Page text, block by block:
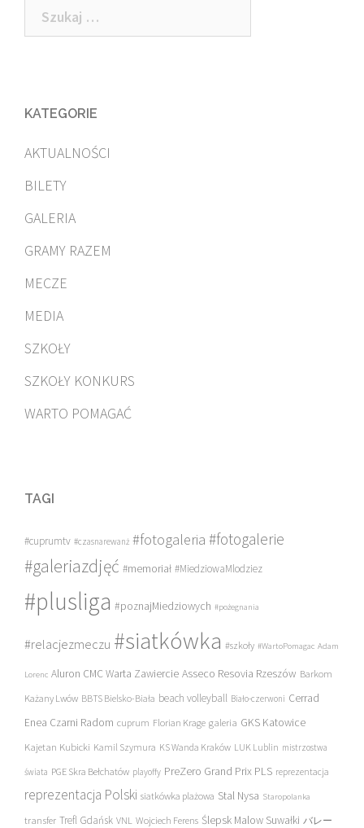
Szukaj:
KATEGORIE
AKTUALNOŚCI
BILETY
GALERIA
GRAMY RAZEM
MECZE
MEDIA
SZKOŁY
SZKOŁY KONKURS
WARTO POMAGAĆ
TAGI
#cuprumtv #czasnarewanż #fotogaleria #fotogalerie
#galeriazdjęć #memoriał #MiedziowaMlodziez
#plusliga #poznajMiedziowych #pożegnania
#relacjezmeczu #siatkówka #szkoły #WartoPomagac Adam
Lorenc Aluron CMC Warta Zawiercie Asseco Resovia Rzeszów Barkom
Każany Lwów BBTS Bielsko-Biała beach volleyball Biało-czerwoni Cerrad
Enea Czarni Radom cuprum Florian Krage galeria GKS Katowice
Kajetan Kubicki Kamil Szymura KS Wanda Kraków LUK Lublin mistrzostwa
świata PGE Skra Bełchatów playoffy PreZero Grand Prix PLS reprezentacja
reprezentacja Polski siatkówka plażowa Stal Nysa Staropolanka
transfer Trefl Gdańsk VNL Wojciech Ferens Ślepsk Malow Suwałki バレー